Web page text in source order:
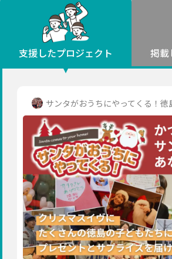
環
人
地域からさがす 北海道
関東
福島
茨城 栃木 群馬
千
東京
神奈川
新潟 富山 石川 福井
山
長野
岐阜 静岡 愛知
三重 滋賀 京都 大阪
兵
奈良
和歌山
中国
鳥取 島根 岡山 広島
四国
徳島 香川 愛媛 高知
九州・沖縄
支援したプロジェクト 掲載
サンタがおうちにやってくる！徳